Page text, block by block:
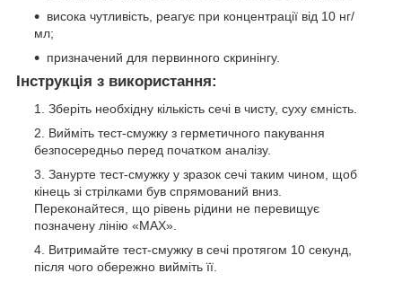
висока чутливість, реагує при концентрації від 10 нг/
мл;
призначений для первинного скринінгу.
Інструкція з використання:
Зберіть необхідну кількість сечі в чисту, суху ємність.
Вийміть тест-смужку з герметичного пакування
безпосередньо перед початком аналізу.
Занурте тест-смужку у зразок сечі таким чином, щоб
кінець зі стрілками був спрямований вниз.
Переконайтеся, що рівень рідини не перевищує
позначену лінію «MAX».
Витримайте тест-смужку в сечі протягом 10 секунд,
після чого обережно вийміть її.